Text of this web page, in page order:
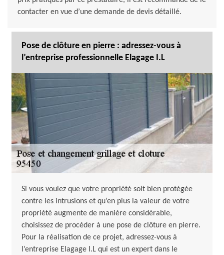
contacter en vue d’une demande de devis détaillé.
Pose de clôture en pierre : adressez-vous à
l’entreprise professionnelle Elagage I.L
Si vous voulez que votre propriété soit bien protégée
contre les intrusions et qu’en plus la valeur de votre
propriété augmente de manière considérable,
choisissez de procéder à une pose de clôture en pierre.
Pour la réalisation de ce projet, adressez-vous à
l’entreprise Elagage I.L qui est un expert dans le